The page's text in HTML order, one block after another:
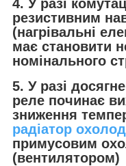
4. У разі
резистивним
(нагрівальні
має становити
номінального
5. У разі
реле починає
зниження
радіатор
примусовим
(вентилятором)